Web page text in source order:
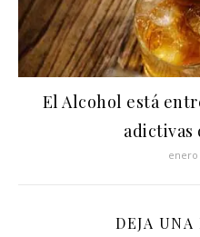
El Alcohol está
adictivas
enero
DEJA UNA